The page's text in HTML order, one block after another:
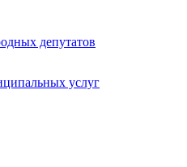
депутатов
услуг